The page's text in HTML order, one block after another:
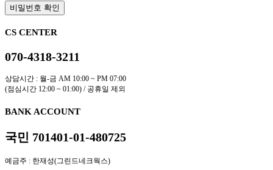
비밀번호 확인
CS CENTER
070-4318-3211
상담시간 : 월-금 AM 10:00 ~ PM 07:00
(점심시간 12:00 ~ 01:00) / 공휴일 제외
BANK ACCOUNT
국민 701401-01-480725
예금주 : 한재성(그린드네크웍스)